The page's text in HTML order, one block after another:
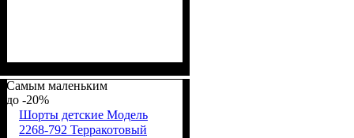
Коричневый, Молочный,
Персиковый, Розовый,
Серый, Синий
Самым маленьким
-20%
Шорты детские Модель
2268-792 Терракотовый